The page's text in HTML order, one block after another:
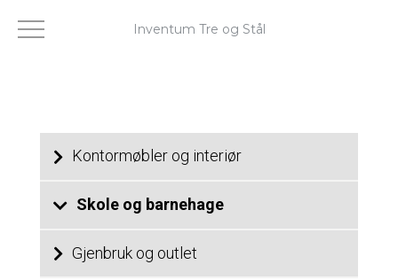
Kontormøbler og interiør
Skole og barnehage
Gjenbruk og outlet
Inventum Tre og Stål